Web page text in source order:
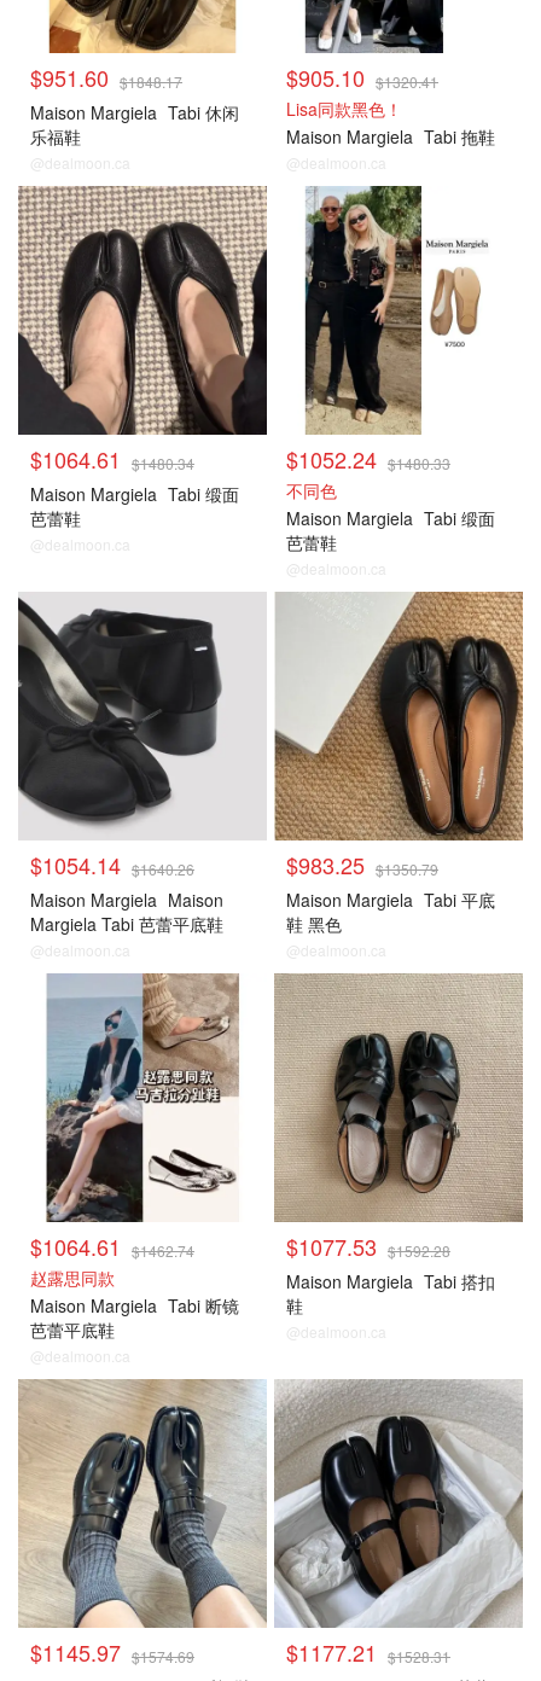
$951.60 $1848.17
Maison Margiela Tabi 休闲
乐福鞋
@dealmoon.ca
$905.10 $1320.41
Lisa同款黑色！
Maison Margiela Tabi 拖鞋
@dealmoon.ca
$1064.61 $1480.34
Maison Margiela Tabi 缎面
芭蕾鞋
@dealmoon.ca
$1052.24 $1480.33
不同色
Maison Margiela Tabi 缎面
芭蕾鞋
@dealmoon.ca
$1054.14 $1640.26
Maison Margiela Maison
Margiela Tabi 芭蕾平底鞋
@dealmoon.ca
$983.25 $1350.79
Maison Margiela Tabi 平底
鞋 黑色
@dealmoon.ca
$1064.61 $1462.74
赵露思同款
Maison Margiela Tabi 断镜
芭蕾平底鞋
@dealmoon.ca
$1077.53 $1592.28
Maison Margiela Tabi 搭扣
鞋
@dealmoon.ca
$1145.97 $1574.69 $1177.21 $1528.31